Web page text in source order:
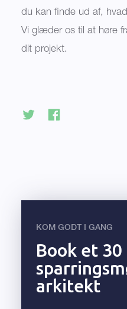
du kan finde ud af,
Vi glæder os til at høre
dit projekt.
KOM GODT I GANG
Book et 30
arkitekt